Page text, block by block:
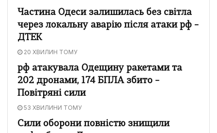
Частина Одеси залишилась без світла
через локальну аварію після атаки рф –
ДТЕК
20 ХВИЛИН ТОМУ
рф атакувала Одещину ракетами та
202 дронами, 174 БПЛА збито –
Повітряні сили
53 ХВИЛИНИ ТОМУ
Сили оборони повністю знищили